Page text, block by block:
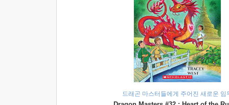
드래곤 마스터들에게 주어진 새로운 임